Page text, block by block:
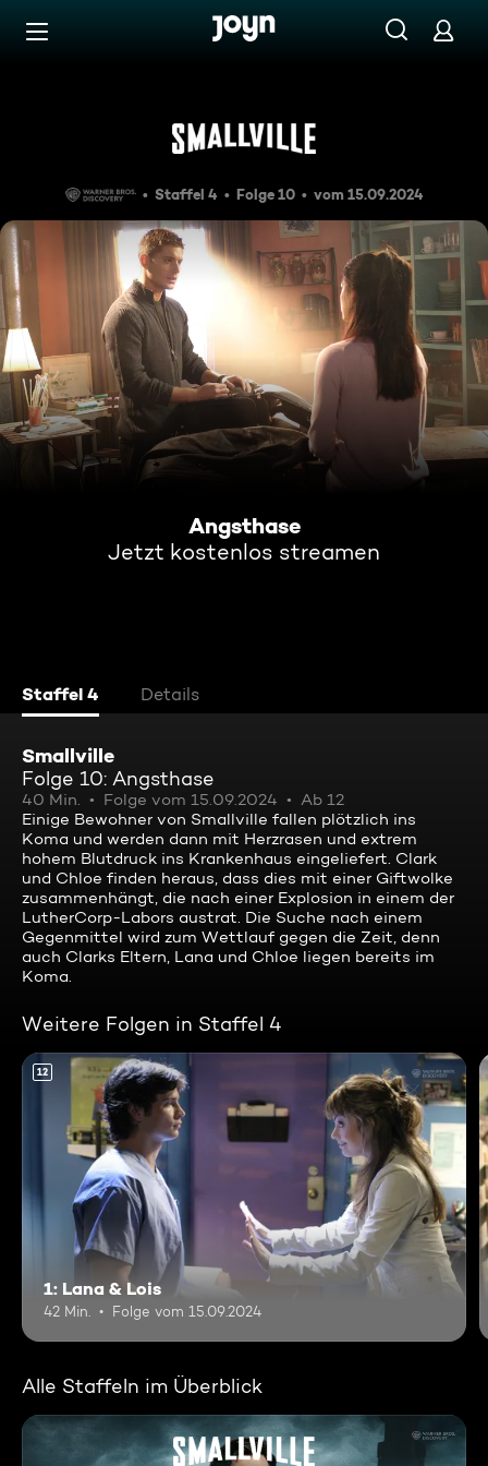
Zum Inhalt springen
Angsthase
Staffel 4 Folge 10 vom 15.09.2024
Angsthase
Jetzt kostenlos streamen
Staffel 4 Details
Smallville
Folge 10: Angsthase
40 Min. Folge vom 15.09.2024
Ab 12
Einige Bewohner von Smallville fallen plötzlich ins
Koma und werden dann mit Herzrasen und extrem
hohem Blutdruck ins Krankenhaus eingeliefert. Clark
und Chloe finden heraus, dass dies mit einer Giftwolke
zusammenhängt, die nach einer Explosion in einem der
LutherCorp-Labors austrat. Die Suche nach einem
Gegenmittel wird zum Wettlauf gegen die Zeit, denn
auch Clarks Eltern, Lana und Chloe liegen bereits im
Koma.
Weitere Folgen in Staffel 4
12
1: Lana & Lois
42 Min. Folge vom 15.09.2024
Alle Staffeln im Überblick